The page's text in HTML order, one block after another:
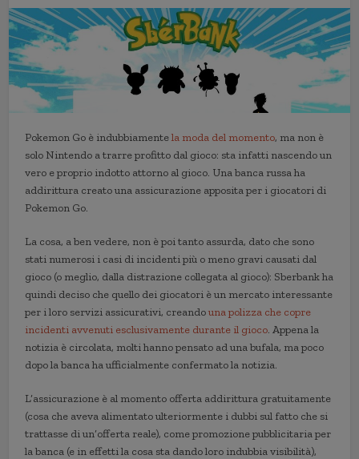
Pokemon Go è indubbiamentela moda del momento, ma non è
solo Nintendo a trarre profitto dal gioco: sta infatti nascendo un
vero e proprio indotto attorno al gioco. Una banca russa ha
addirittura creato una assicurazione apposita per i giocatori di
Pokemon Go.
La cosa, a ben vedere, non è poi tanto assurda, dato che sono
stati numerosi i casi di incidenti più o meno gravi causati dal
gioco (o meglio, dalla distrazione collegata al gioco): Sberbank ha
quindi deciso che quello dei giocatori è un mercato interessante
per i loro servizi assicurativi, creandouna polizza che copre
incidenti avvenuti esclusivamente durante il gioco. Appena la
notizia è circolata, molti hanno pensato ad una bufala, ma poco
dopo la banca ha ufficialmente confermato la notizia.
L’assicurazione è al momento offerta addirittura gratuitamente
(cosa che aveva alimentato ulteriormente i dubbi sul fatto che si
trattasse di un’offerta reale), come promozione pubblicitaria per
la banca (e in effetti la cosa sta dando loro indubbia visibilità),